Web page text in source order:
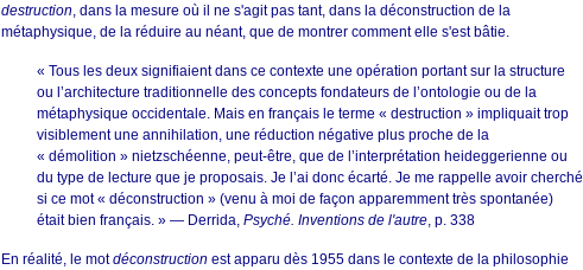
destruction , dans la mesure où il ne s'agit pas tant, dans la déconstruction de la
métaphysique, de la réduire au néant, que de montrer comment elle s'est bâtie.
« Tous les deux signifiaient dans ce contexte une opération portant sur la structure
ou l’architecture traditionnelle des concepts fondateurs de l’ontologie ou de la
métaphysique occidentale. Mais en français le terme « destruction » impliquait trop
visiblement une annihilation, une réduction négative plus proche de la
« démolition » nietzschéenne, peut-être, que de l’interprétation heideggerienne ou
du type de lecture que je proposais. Je l’ai donc écarté. Je me rappelle avoir cherché
si ce mot « déconstruction » (venu à moi de façon apparemment très spontanée)
était bien français. » — Derrida, Psyché. Inventions de l'autre , p. 338
En réalité, le motdéconstruction est apparu dès 1955 dans le contexte de la philosophie